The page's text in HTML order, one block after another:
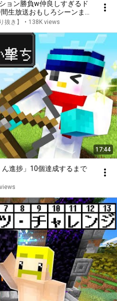
ョン勝負w仲良しすぎるド
生放送おもしろシーンまと
】【ドズル/ぼんじゅうる/
抜き】 • 138K views
17:44
ん進捗」10個達成するまで